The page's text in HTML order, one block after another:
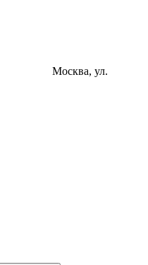
Москва, ул.